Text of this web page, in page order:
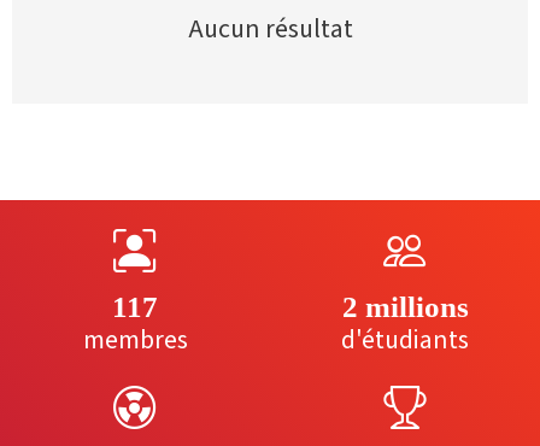
Aucun résultat
117
membres
2 millions
d'étudiants